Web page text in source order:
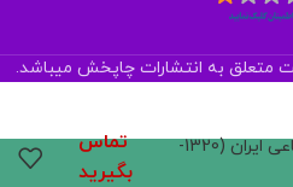
متعلق به انتشارات چاپخش میباشد.
تحولات سیاسی و اجتماعی ایران (1320-
تماس
بگیرید